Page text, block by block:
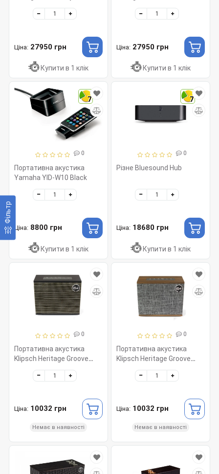
Фільтр
Ціна: 27950 грн
Купити в 1 клік
EDITION Emerald Blue
Ціна: 27950 грн
Купити в 1 клік
7
0
Портативна акустика
Yamaha YID-W10 Black
Ціна: 8800 грн
Купити в 1 клік
7
0
Різне Bluesound Hub
Ціна: 18680 грн
Купити в 1 клік
0
Портативна акустика
Klipsch Heritage Groove
Matte Black
Ціна: 10032 грн
Немає в наявності
0
Портативна акустика
Klipsch Heritage Groove
Ціна: 10032 грн
Немає в наявності